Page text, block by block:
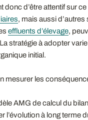
donc d’être attentif sur
, mais aussi
effluents d’élevage,
stratégie à adopter
initial.
mesurer les
AMG de calcul du
l’évolution à long terme